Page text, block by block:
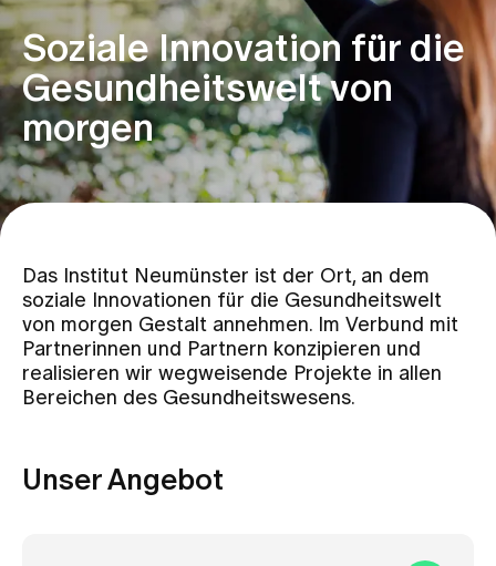
Angebot
Veranstaltungen
Medien
Jobs & Karriere
Kontakt
Soziale Innovation für die
Gesundheitswelt von
morgen
Das Institut Neumünster ist der Ort, an dem
soziale Innovationen für die Gesundheitswelt
von morgen Gestalt annehmen. Im Verbund mit
Partnerinnen und Partnern konzipieren und
realisieren wir wegweisende Projekte in allen
Bereichen des Gesundheitswesens.
Unser Angebot